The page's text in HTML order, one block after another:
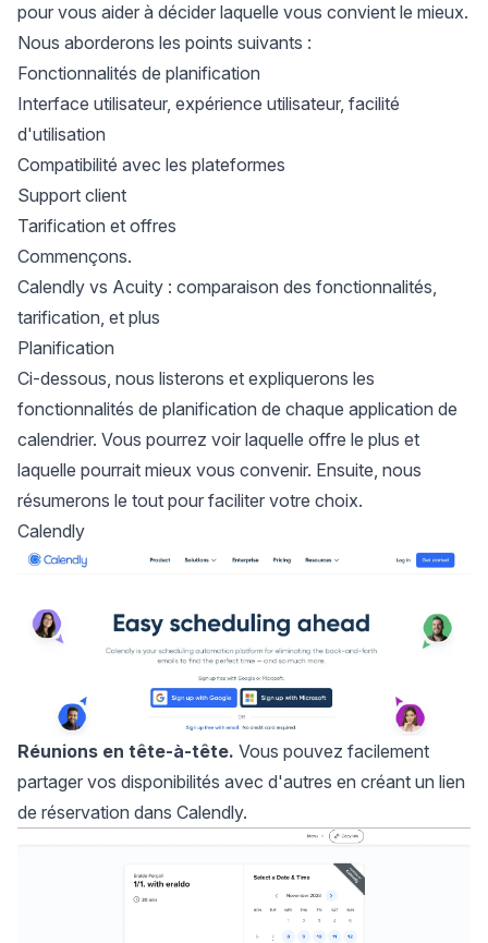
pour vous aider à décider laquelle vous convient le mieux.
Nous aborderons les points suivants :
Fonctionnalités de planification
Interface utilisateur, expérience utilisateur, facilité
d'utilisation
Compatibilité avec les plateformes
Support client
Tarification et offres
Commençons.
Calendly vs Acuity : comparaison des fonctionnalités,
tarification, et plus
Planification
Ci-dessous, nous listerons et expliquerons les
fonctionnalités de planification de chaque application de
calendrier. Vous pourrez voir laquelle offre le plus et
laquelle pourrait mieux vous convenir. Ensuite, nous
résumerons le tout pour faciliter votre choix.
Calendly
Réunions en tête-à-tête. Vous pouvez facilement
partager vos disponibilités avec d'autres en créant un lien
de réservation dans Calendly.